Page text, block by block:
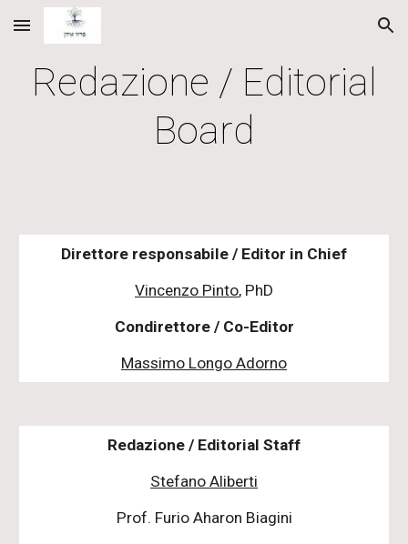
Skip to main content Skip to navigation
Redazione / Editorial
Board
Direttore responsabile / Editor in Chief
Vincenzo Pinto, PhD
Condirettore / Co-Editor
Massimo Longo Adorno
Redazione / Editorial Staff
Stefano Aliberti
Prof. Furio Aharon Biagini